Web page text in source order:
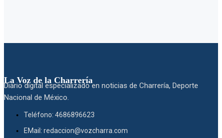
La Voz de la Charrería
Diario digital especializado en noticias de Charrería, Deporte
Nacional de México.
Teléfono: 4686896623
EMail: redaccion@vozcharra.com